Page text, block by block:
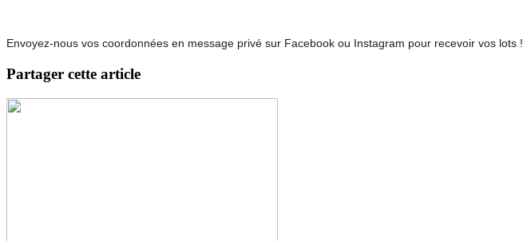
Envoyez-nous vos coordonnées en message privé sur Facebook ou Instagram pour recevoir vos lots !
Partager cette article